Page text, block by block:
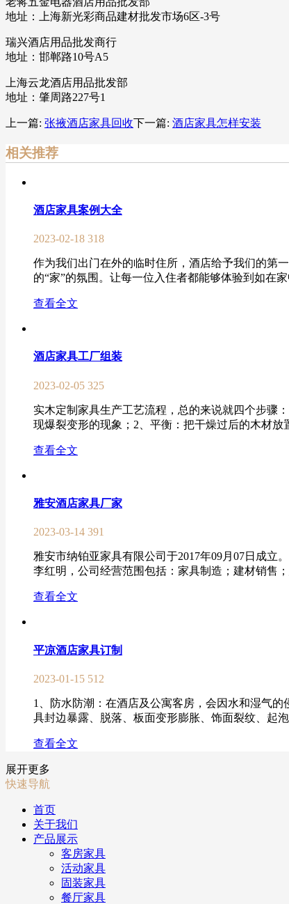
地址：上海新光彩商品建材批发市场6区-3号
瑞兴酒店用品批发商行
地址：邯郸路10号A5
上海云龙酒店用品批发部
地址：肇周路227号1
上一篇: 张掖酒店家具回收下一篇: 酒店家具怎样安装
相关推荐
酒店家具案例大全
2023-02-18 318
作为我们出门在外的临时住所，酒店给予我们的第
的“家”的氛围。让每一位入住者都能够体验到如在
查看全文
酒店家具工厂组装
2023-02-05 325
实木定制家具生产工艺流程，总的来说就四个步
现爆裂变形的现象；2、平衡：把干燥过后的木材
查看全文
雅安酒店家具厂家
2023-03-14 391
雅安市纳铂亚家具有限公司于2017年09月07日成立
李红明，公司经营范围包括：家具制造；建材销售
查看全文
平凉酒店家具订制
2023-01-15 512
1、防水防潮：在酒店及公寓客房，会因水和湿气
具封边暴露、脱落、板面变形膨胀、饰面裂纹、起
查看全文
展开更多
快速导航
首页
关于我们
产品展示
客房家具
活动家具
固装家具
餐厅家具